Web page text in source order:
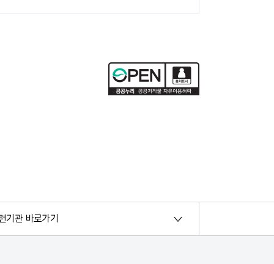
기관 바로가기